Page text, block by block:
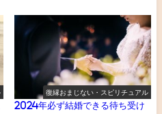
復縁おまじない・スピリチュアル
2024年必ず結婚できる待ち受け